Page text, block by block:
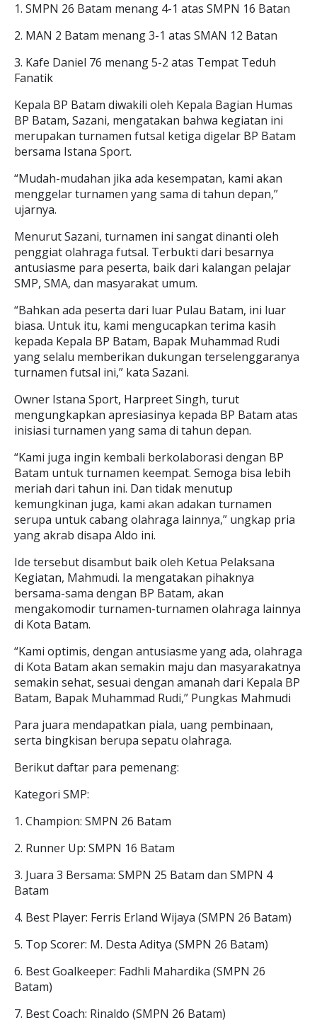
1. SMPN 26 Batam menang 4-1 atas SMPN 16 Batan
2. MAN 2 Batam menang 3-1 atas SMAN 12 Batan
3. Kafe Daniel 76 menang 5-2 atas Tempat Teduh
Fanatik
Kepala BP Batam diwakili oleh Kepala Bagian Humas
BP Batam, Sazani, mengatakan bahwa kegiatan ini
merupakan turnamen futsal ketiga digelar BP Batam
bersama Istana Sport.
“Mudah-mudahan jika ada kesempatan, kami akan
menggelar turnamen yang sama di tahun depan,”
ujarnya.
Menurut Sazani, turnamen ini sangat dinanti oleh
penggiat olahraga futsal. Terbukti dari besarnya
antusiasme para peserta, baik dari kalangan pelajar
SMP, SMA, dan masyarakat umum.
“Bahkan ada peserta dari luar Pulau Batam, ini luar
biasa. Untuk itu, kami mengucapkan terima kasih
kepada Kepala BP Batam, Bapak Muhammad Rudi
yang selalu memberikan dukungan terselenggaranya
turnamen futsal ini,” kata Sazani.
Owner Istana Sport, Harpreet Singh, turut
mengungkapkan apresiasinya kepada BP Batam atas
inisiasi turnamen yang sama di tahun depan.
“Kami juga ingin kembali berkolaborasi dengan BP
Batam untuk turnamen keempat. Semoga bisa lebih
meriah dari tahun ini. Dan tidak menutup
kemungkinan juga, kami akan adakan turnamen
serupa untuk cabang olahraga lainnya,” ungkap pria
yang akrab disapa Aldo ini.
Ide tersebut disambut baik oleh Ketua Pelaksana
Kegiatan, Mahmudi. Ia mengatakan pihaknya
bersama-sama dengan BP Batam, akan
mengakomodir turnamen-turnamen olahraga lainnya
di Kota Batam.
“Kami optimis, dengan antusiasme yang ada, olahraga
di Kota Batam akan semakin maju dan masyarakatnya
semakin sehat, sesuai dengan amanah dari Kepala BP
Batam, Bapak Muhammad Rudi,” Pungkas Mahmudi
Para juara mendapatkan piala, uang pembinaan,
serta bingkisan berupa sepatu olahraga.
Berikut daftar para pemenang:
Kategori SMP:
1. Champion: SMPN 26 Batam
2. Runner Up: SMPN 16 Batam
3. Juara 3 Bersama: SMPN 25 Batam dan SMPN 4
Batam
4. Best Player: Ferris Erland Wijaya (SMPN 26 Batam)
5. Top Scorer: M. Desta Aditya (SMPN 26 Batam)
6. Best Goalkeeper: Fadhli Mahardika (SMPN 26
Batam)
7. Best Coach: Rinaldo (SMPN 26 Batam)